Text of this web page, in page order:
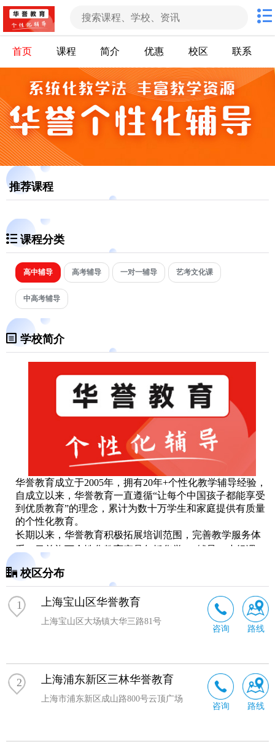
首页 课程 简介 优惠 校区 联系
推荐课程
课程分类
高中辅导 高考辅导 一对一辅导 艺考文化课
中高考辅导
学校简介
华誉教育成立于2005年，拥有20年+个性化教学辅导经验，
自成立以来，华誉教育一直遵循“让每个中国孩子都能享受
到优质教育”的理念，累计为数十万学生和家庭提供有质量
的个性化教育。
长期以来，华誉教育积极拓展培训范围，完善教学服务体
系，目前旗下个性化教育产品包括华誉1v1辅导、小组课、
助学生强化学习效率、增强学习技巧，还融入了唤起学习
兴趣、激发学习潜力、规范学习习惯等元素，助力每一位
华誉学员全面成长。
校区分布
1 上海宝山区华誉教育
上海宝山区大场镇大华三路81号
咨询 路线
2 上海浦东新区三林华誉教育
上海市浦东新区成山路800号云顶广场
咨询 路线